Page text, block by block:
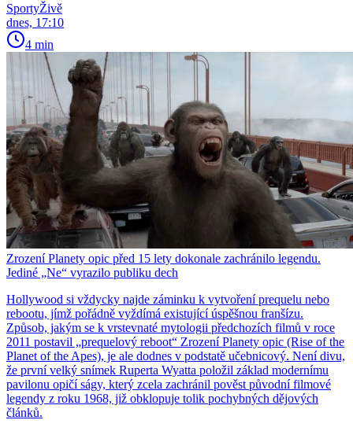
SportyŽivě
dnes, 17:10
4 min
Zrození Planety opic před 15 lety dokonale zachránilo legendu.
Jediné „Ne“ vyrazilo publiku dech
Hollywood si vždycky najde záminku k vytvoření prequelu nebo
rebootu, jímž pořádně vyždímá existující úspěšnou franšízu.
Způsob, jakým se k vrstevnaté mytologii předchozích filmů v roce
2011 postavil „prequelový reboot“ Zrození Planety opic (Rise of the
Planet of the Apes), je ale dodnes v podstatě učebnicový. Není divu,
že první velký snímek Ruperta Wyatta položil základ modernímu
pavilonu opičí ságy, který zcela zachránil pověst původní filmové
legendy z roku 1968, již obklopuje tolik pochybných dějových
článků.